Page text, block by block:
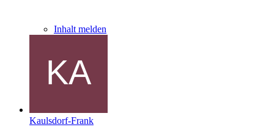
Inhalt melden
Kaulsdorf-Frank